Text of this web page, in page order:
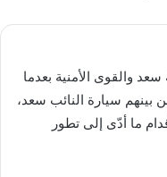
والقوى الأمنية بعدما
بينهم سيارة النائب سعد،
ما أدّى إلى تطور